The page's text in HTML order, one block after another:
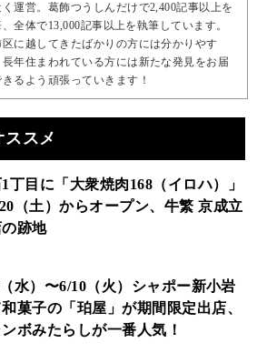
く運営。葛飾つうしんだけで2,400記事以上を
全体で13,000記事以上を執筆しています。
区に越してきたばかりの方には分かりやす
長年住まわれている方には新たな発見をお届
きるよう頑張っていきます！
ススメ
丁目に「大衆焼肉168（イロハ）」
（土）からオープン、牛繁 京成立
跡地
水）〜6/10（火）シャポー新小岩
菓子の「珀屋」が期間限定出店、
ボみたらしが一番人気！